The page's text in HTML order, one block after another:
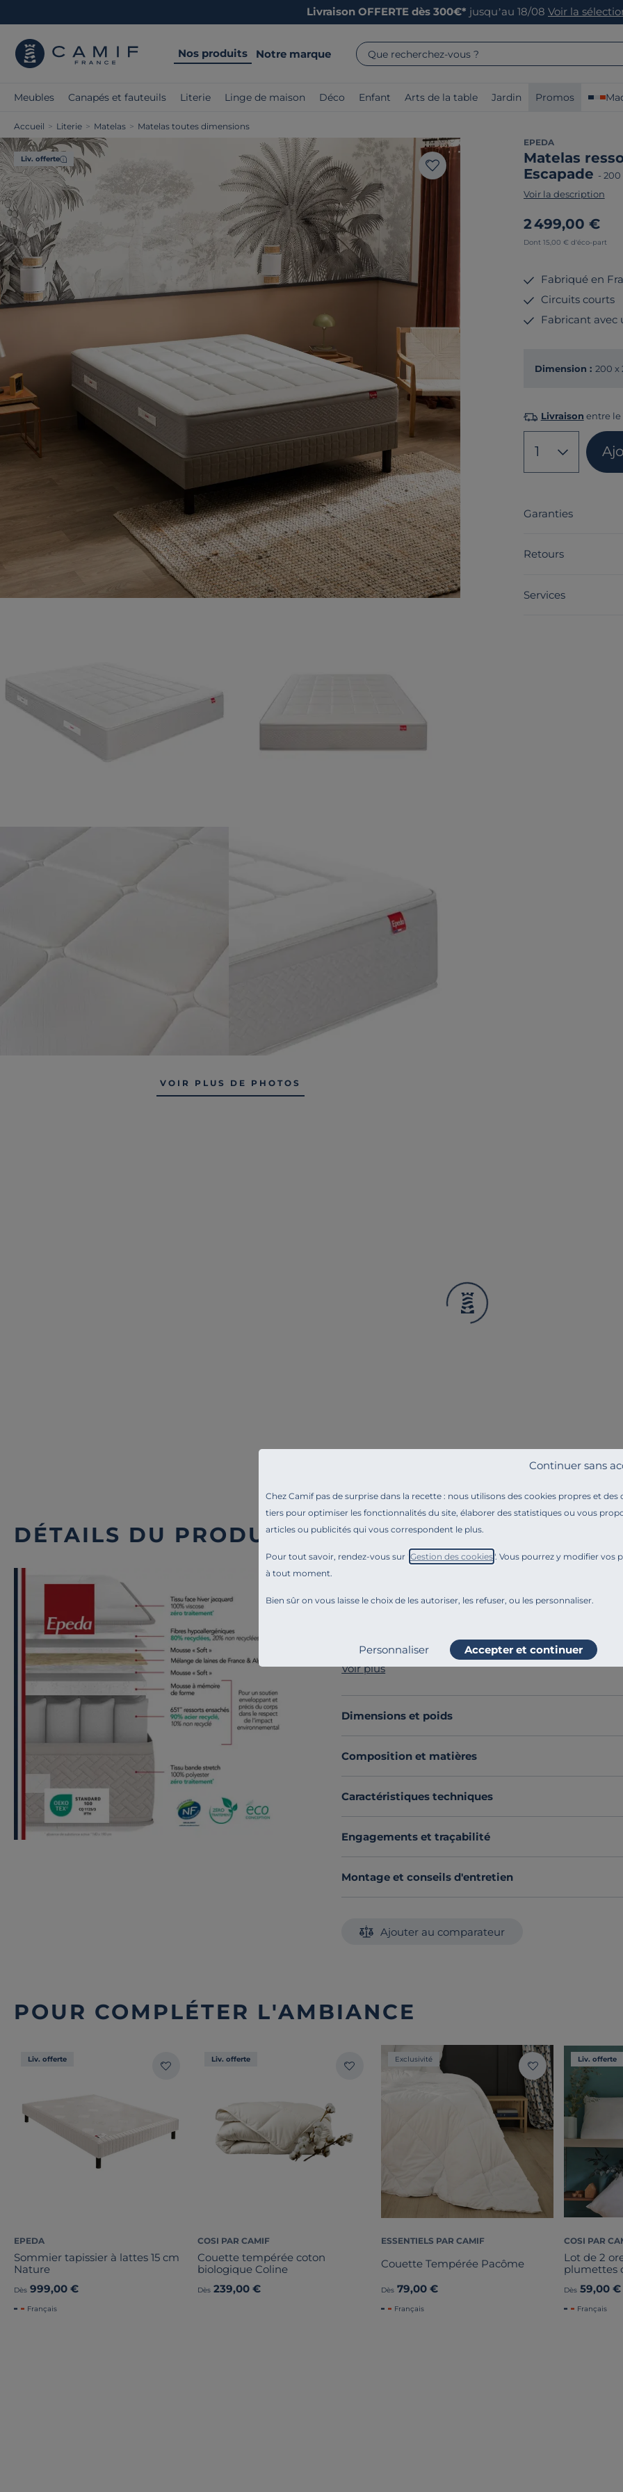
Chez Camif pas de surprise dans la recette : nous utilisons des cookies propres et des
tiers pour optimiser les fonctionnalités du site, élaborer des statistiques ou vous
articles ou publicités qui vous correspondent le plus.
Pour tout savoir, rendez-vous sur " Gestion des cookies". Vous pourrez y modifier vos
à tout moment.
Bien sûr on vous laisse le choix de les autoriser, les refuser, ou les personnaliser.
Continuer sans
Personnaliser Accepter et continuer
Livraison OFFERTE dès 300€* jusqu’au 18/08 Voir la
Nos produits Notre marque Que recherchez-vous ?
Meubles Canapés et fauteuils Literie Linge de maison Déco Enfant Arts de la table Jardin Promos
Accueil > Literie > Matelas > Matelas toutes dimensions
Liv. offerte
VOIR PLUS DE PHOTOS
EPEDA
Matelas
Escapade - 200
Voir la description
2 499,00 €
Dont 15,00 € d'éco-part
Fabriqué en
Circuits courts
Fabricant avec
Dimension : 200 x
Livraison entre le
1
Garanties
Retours
Services
DÉTAILS DU PRODUIT
matelas
pour un confort parfait tout au long de
indépendance de couchageoptimale.
La nappe de mousse à mémoire de forme de 3,5 cm
progressif pour un sommeil plus réparateur.
En hiver, profitez de sa face garnie d’un mélange de
couche de mousse Soft pour une chaleur douce et
Voir plus
Dimensions et poids
Composition et matières
Caractéristiques techniques
Engagements et traçabilité
Montage et conseils d'entretien
Ajouter au comparateur
POUR COMPLÉTER L'AMBIANCE
Liv. offerte
EPEDA
Sommier tapissier à lattes 15 cm
Nature
Dès 999,00 €
Français
Liv. offerte
COSI PAR CAMIF
Couette tempérée coton
biologique Coline
Dès 239,00 €
Exclusivité
ESSENTIELS PAR CAMIF
Couette Tempérée Pacôme
Dès 79,00 €
Français
Liv. offerte
COSI PAR
Lot de 2
plumettes
Dès 59,00 €
Français